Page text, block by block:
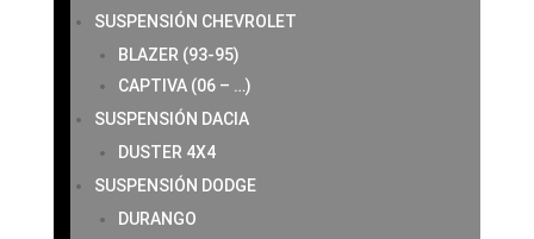
SUSPENSIÓN CHEVROLET
BLAZER (93-95)
CAPTIVA (06 – …)
SUSPENSIÓN DACIA
DUSTER 4X4
SUSPENSIÓN DODGE
DURANGO